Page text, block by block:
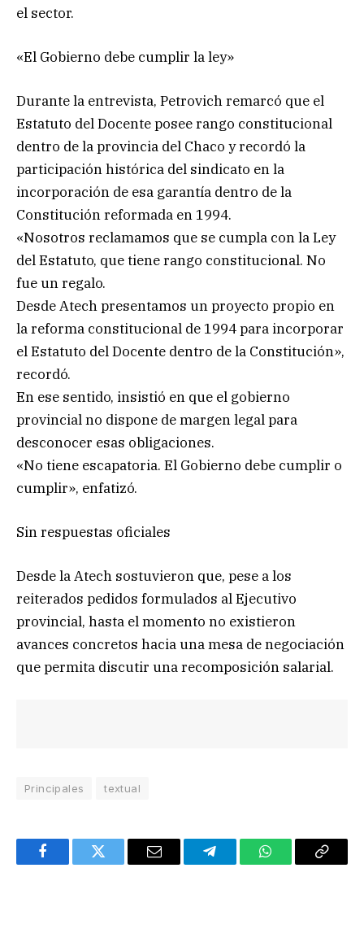
el sector.
«El Gobierno debe cumplir la ley»
Durante la entrevista, Petrovich remarcó que el
Estatuto del Docente posee rango constitucional
dentro de la provincia del Chaco y recordó la
participación histórica del sindicato en la
incorporación de esa garantía dentro de la
Constitución reformada en 1994.
«Nosotros reclamamos que se cumpla con la Ley
del Estatuto, que tiene rango constitucional. No
fue un regalo.
Desde Atech presentamos un proyecto propio en
la reforma constitucional de 1994 para incorporar
el Estatuto del Docente dentro de la Constitución»,
recordó.
En ese sentido, insistió en que el gobierno
provincial no dispone de margen legal para
desconocer esas obligaciones.
«No tiene escapatoria. El Gobierno debe cumplir o
cumplir», enfatizó.
Sin respuestas oficiales
Desde la Atech sostuvieron que, pese a los
reiterados pedidos formulados al Ejecutivo
provincial, hasta el momento no existieron
avances concretos hacia una mesa de negociación
que permita discutir una recomposición salarial.
Principales textual
FacebookTwitter Email TelegramWhatsAppCopy